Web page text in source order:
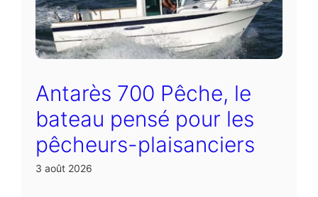
Antarès 700 Pêche, le
bateau pensé pour les
pêcheurs-plaisanciers
3 août 2026